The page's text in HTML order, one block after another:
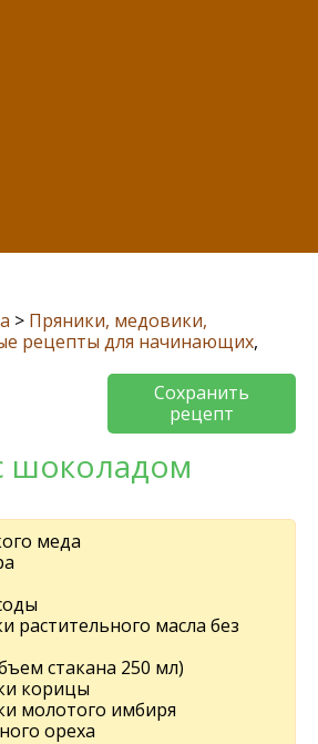
> Пряники, медовики,
рецепты для начинающих,
Сохранить
рецепт
шоколадом
меда
растительного масла без
стакана 250 мл)
корицы
молотого имбиря
ореха